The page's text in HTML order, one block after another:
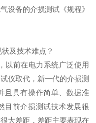
设备的介损测试《规程》
状及技术难点？
以前在电力系统广泛使用
仪取代，新一代的介损测
且具有操作简单、数据准
目前介损测试技术发展很
大差距，差距主要表现在